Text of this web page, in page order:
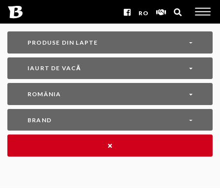
RO
PRODUSE DIN LAPTE
IAURT DE VACĂ
ROMÂNIA
BRAND